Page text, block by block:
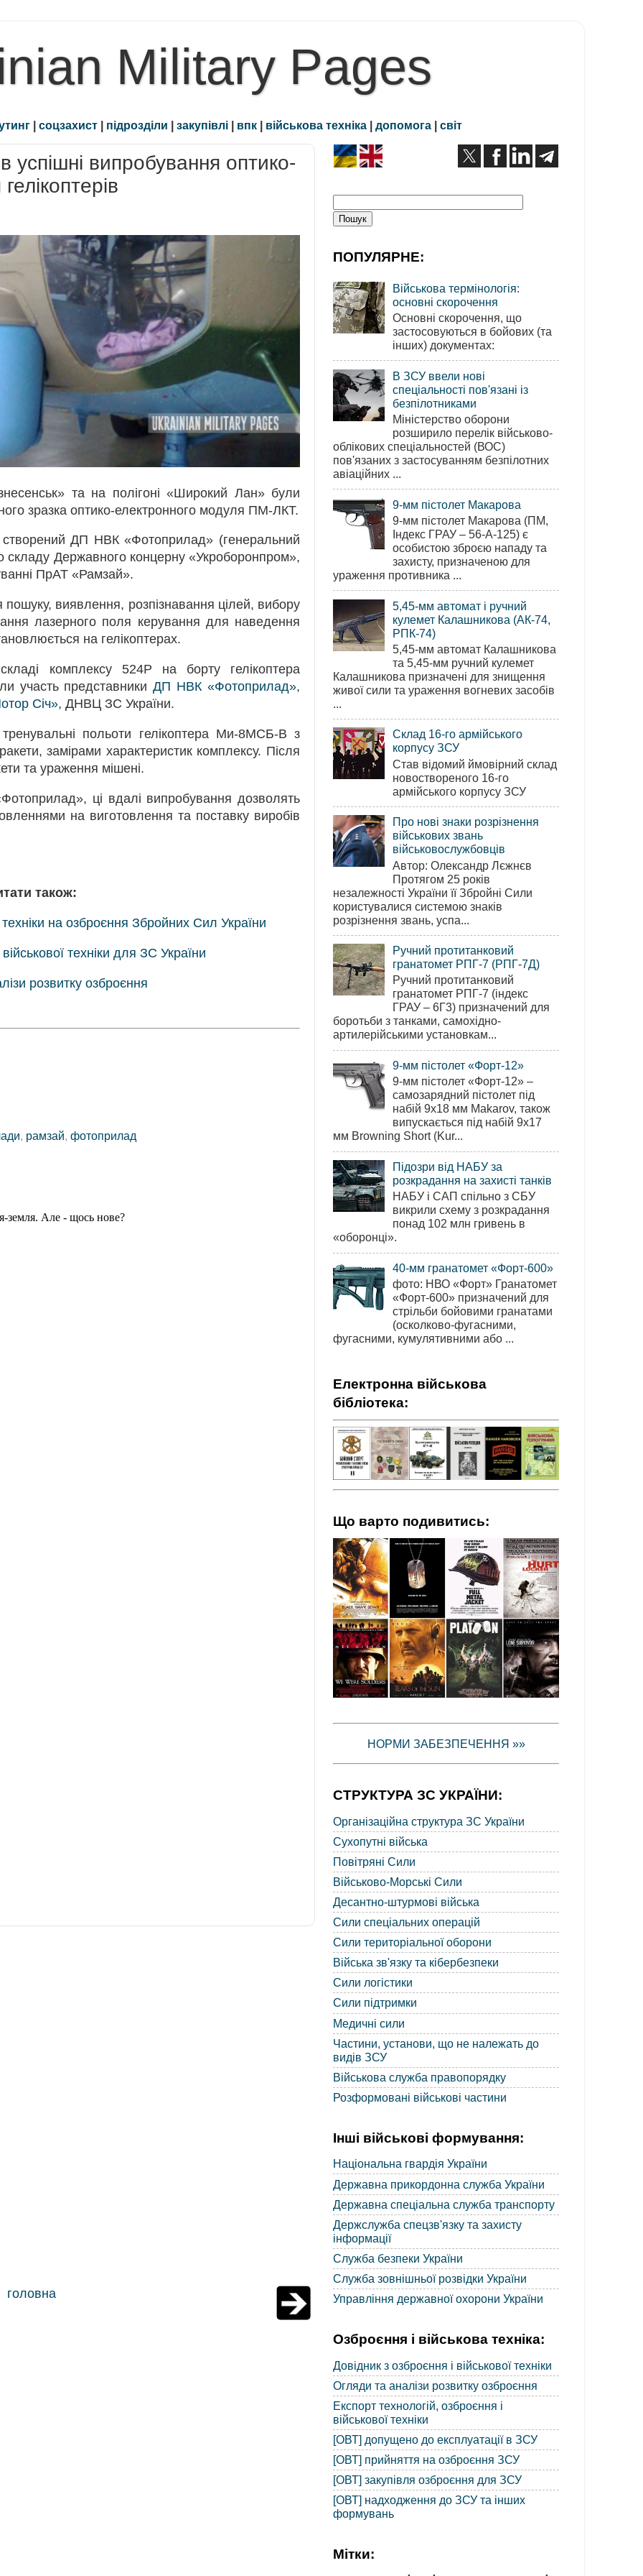
Military Pages
| соцзахист | підрозділи | закупівлі | впк | військова техніка | допомога | світ
випробування оптико-
та на полігоні «Широкий Лан» були
зразка оптико-електронного модуля ПМ-ЛКТ.
створений ДП НВК «Фотоприлад» (генеральний
складу Державного концерну «Укроборонпром»,
ПрАТ «Рамзай».
виявлення, розпізнавання цілей, вибору
лазерного поля керування для наведення
на гелікоптерах.
комплексу 524Р на борту гелікоптера
участь представникиДП НВК «Фотоприлад»,
Січ», ДНВЦ ЗС України.
польоти гелікоптера Ми-8МСБ-В з
замірами характеристик комплексу. Після
та ураження мішені.
ці вдалі випробування дозволять
на виготовлення та поставку виробів
також:
на озброєння Збройних Сил України
техніки для ЗС України
розвитку озброєння
, рамзай, фотоприлад
головна
ПОПУЛЯРНЕ:
Військова термінологія:
основні скорочення
Основні скорочення, що
застосовуються в бойових (та
інших) документах:
В ЗСУ ввели нові
спеціальності пов'язані із
безпілотниками
Міністерство оборони
розширило перелік військово-
облікових спеціальностей (ВОС)
пов'язаних з застосуванням безпілотних
авіаційних ...
9-мм пістолет Макарова
9-мм пістолет Макарова (ПМ,
Індекс ГРАУ – 56-А-125) є
особистою зброєю нападу та
захисту, призначеною для
ураження противника ...
5,45-мм автомат і ручний
кулемет Калашникова (АК-74,
РПК-74)
5,45-мм автомат Калашникова
та 5,45-мм ручний кулемет
Калашникова призначені для знищення
живої сили та ураження вогневих засобів
...
Склад 16-го армійського
корпусу ЗСУ
Став відомий ймовірний склад
новоствореного 16-го
армійського корпусу ЗСУ
Про нові знаки розрізнення
військових звань
військовослужбовців
Автор: Олександр Лєжнєв
Протягом 25 років
незалежності України її Збройні Сили
користувалися системою знаків
розрізнення звань, успа...
Ручний протитанковий
гранатомет РПГ-7 (РПГ-7Д)
Ручний протитанковий
гранатомет РПГ-7 (індекс
ГРАУ – 6Г3) призначений для
боротьби з танками, самохідно-
артилерійськими установкам...
9-мм пістолет «Форт-12»
9-мм пістолет «Форт-12» –
самозарядний пістолет під
набій 9х18 мм Makarov, також
випускається під набій 9х17
мм Browning Short (Kur...
Підозри від НАБУ за
розкрадання на захисті танків
НАБУ і САП спільно з СБУ
викрили схему з розкрадання
понад 102 млн гривень в
«оборонці».
40-мм гранатомет «Форт-600»
фото: НВО «Форт» Гранатомет
«Форт-600» призначений для
стрільби бойовими гранатами
(осколково-фугасними,
фугасними, кумулятивними або ...
Електронна військова
бібліотека:
Що варто подивитись:
НОРМИ ЗАБЕЗПЕЧЕННЯ »»
СТРУКТУРА ЗС УКРАЇНИ:
Організаційна структура ЗС України
Сухопутні війська
Повітряні Сили
Військово-Морські Сили
Десантно-штурмові війська
Сили спеціальних операцій
Сили територіальної оборони
Війська зв'язку та кібербезпеки
Сили логістики
Сили підтримки
Медичні сили
Частини, установи, що не належать до
видів ЗСУ
Військова служба правопорядку
Розформовані військові частини
Інші військові формування:
Національна гвардія України
Державна прикордонна служба України
Державна спеціальна служба транспорту
Держслужба спецзв'язку та захисту
інформації
Служба безпеки України
Служба зовнішньої розвідки України
Управління державної охорони України
Озброєння і військова техніка:
Довідник з озброєння і військової техніки
Огляди та аналізи розвитку озброєння
Експорт технологій, озброєння і
військової техніки
[ОВТ] допущено до експлуатації в ЗСУ
[ОВТ] прийняття на озброєння ЗСУ
[ОВТ] закупівля озброєння для ЗСУ
[ОВТ] надходження до ЗСУ та інших
формувань
Мітки: